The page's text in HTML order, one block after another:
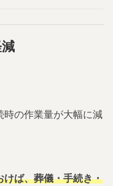
時の作業量が大幅に減
けば、葬儀・手続き・